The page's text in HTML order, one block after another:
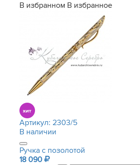
В избранном В избранное
Артикул: 2303/5
В наличии
Ручка с позолотой
18 090